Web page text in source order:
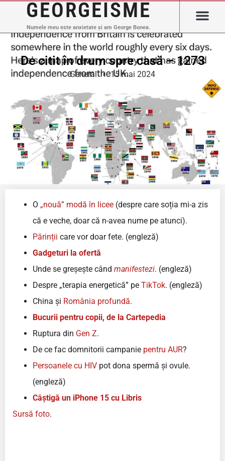
GEORGEISME
Numele meu este anxietate și am George Bonea.
De citit în drum spre casă – 1273
General 15 mai 2024
O „nouă” modă în licee (despre care soția mi-a zis
că e veche, doar că n-avea nume pe atunci).
Părinții care vor doar fete. (engleză)
Gadgeturi la ofertă
Unde se greșește când manifestezi. (engleză)
Despre „terapia energetică” pe TikTok. (engleză)
China și România profundă.
Bucurii pentru copii, de la Cartepedia
Ruptura din Gen Z.
De ce fac domnitorii campanie pentru AUR?
Persoanele cu HIV pot dona spermă și ovule.
(engleză)
Câștigă un iPhone 15 cu Libris
Sursă foto.